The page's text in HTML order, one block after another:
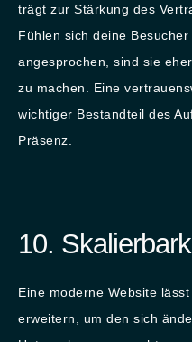
trägt zur Stärkung des
Fühlen sich deine
angesprochen, sind sie
zu machen. Eine
wichtiger Bestandteil des
Präsenz.
10.
Eine moderne Website
erweitern, um den sich